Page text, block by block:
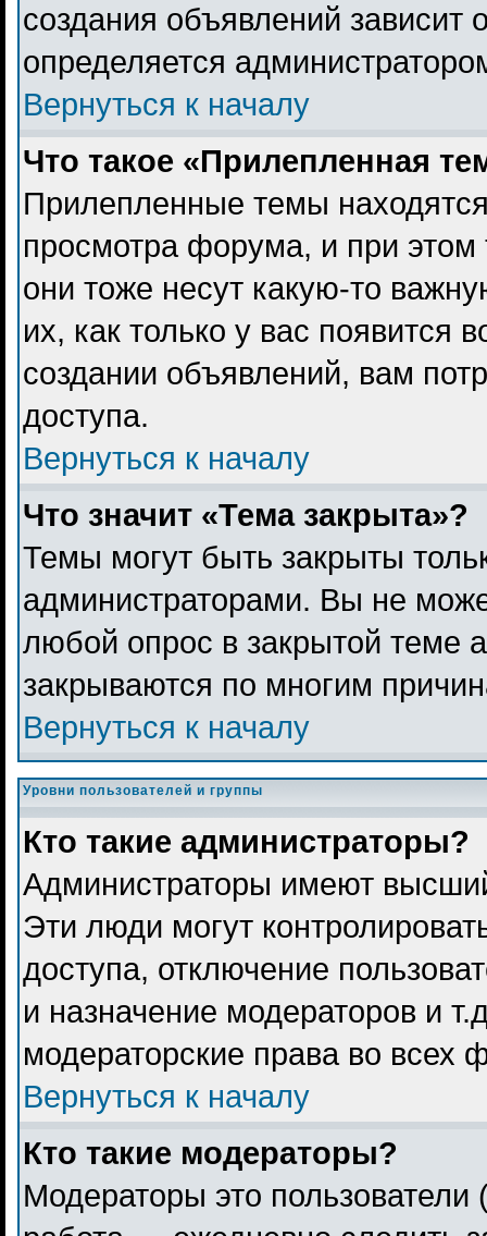
создания объявлений зависит
определяется
Вернуться к началу
Что такое «Прилепленная
Прилепленные темы
просмотра форума, и при
они тоже несут какую-то
их, как только у вас появится
создании объявлений, вам
доступа.
Вернуться к началу
Что значит «Тема закрыта»?
Темы могут быть закрыты
администраторами. Вы не
любой опрос в закрытой теме
закрываются по многим
Вернуться к началу
Уровни пользователей и группы
Кто такие администраторы?
Администраторы имеют
Эти люди могут
доступа, отключение
и назначение модераторов и
модераторские права во всех
Вернуться к началу
Кто такие модераторы?
Модераторы это пользователи